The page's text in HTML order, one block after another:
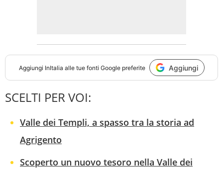
Aggiungi InItalia alle tue fonti Google preferite Aggiungi
SCELTI PER VOI:
Valle dei Templi, a spasso tra la storia ad
Agrigento
Scoperto un nuovo tesoro nella Valle dei